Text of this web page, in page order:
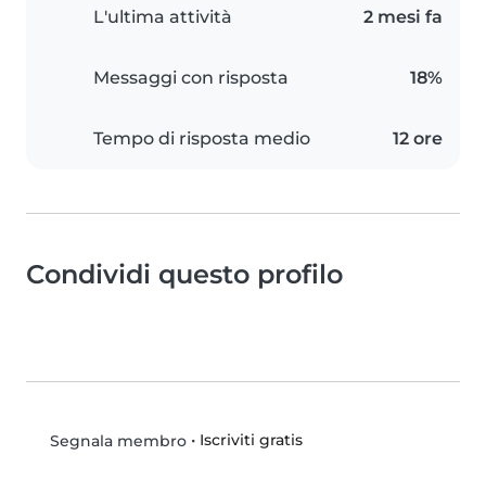
L'ultima attività 2 mesi fa
Messaggi con risposta 18%
Tempo di risposta medio 12 ore
Condividi questo profilo
Segnala membro• Iscriviti gratis